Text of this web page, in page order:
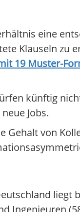
eine
Klauseln zu
19 Muster-
künftig
Jobs.
Gehalt von
liegt